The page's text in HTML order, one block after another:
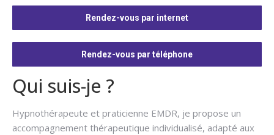
Qui suis-je ?
Hypnothérapeute et praticienne EMDR, je propose un
accompagnement thérapeutique individualisé, adapté aux
Rendez-vous par internet
Rendez-vous par téléphone